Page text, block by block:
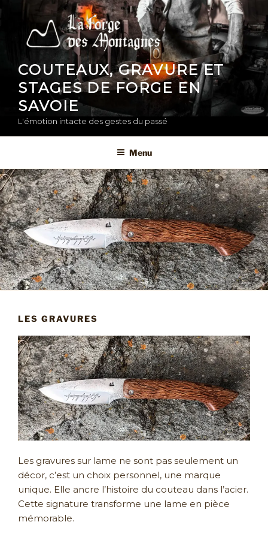
Aller
contenu
principal
COUTEAUX, GRAVURE ET
STAGES DE FORGE EN
SAVOIE
L'émotion intacte des gestes du passé
Menu
LES GRAVURES
Les gravures sur lame ne sont pas seulement un
décor, c’est un choix personnel, une marque
unique. Elle ancre l’histoire du couteau dans l’acier.
Cette signature transforme une lame en pièce
mémorable.